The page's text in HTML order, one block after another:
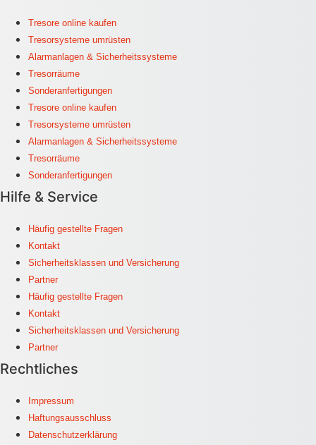
Tresore online kaufen
Tresorsysteme umrüsten
Alarmanlagen & Sicherheitssysteme
Tresorräume
Sonderanfertigungen
Tresore online kaufen
Tresorsysteme umrüsten
Alarmanlagen & Sicherheitssysteme
Tresorräume
Sonderanfertigungen
Hilfe & Service
Häufig gestellte Fragen
Kontakt
Sicherheitsklassen und Versicherung
Partner
Häufig gestellte Fragen
Kontakt
Sicherheitsklassen und Versicherung
Partner
Rechtliches
Impressum
Haftungsausschluss
Datenschutzerklärung